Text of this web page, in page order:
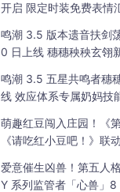
开启 限定时装免费表情
鸣潮 3.5 版本遗音扶剑
0 日上线 穗穗秧秧玄翎
鸣潮 3.5 五星共鸣者穗
线 效应体系专属奶妈技
萌趣红豆闯入庄园！《
《请吃红小豆吧！》联
爱意催生凶兽！第五人
Y 系列监管者「心兽」8